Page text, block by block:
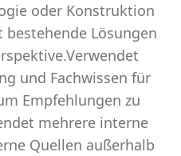
oder Konstruktion
Lösungen
und Fachwissen für
Empfehlungen zu
mehrere interne
Quellen außerhalb